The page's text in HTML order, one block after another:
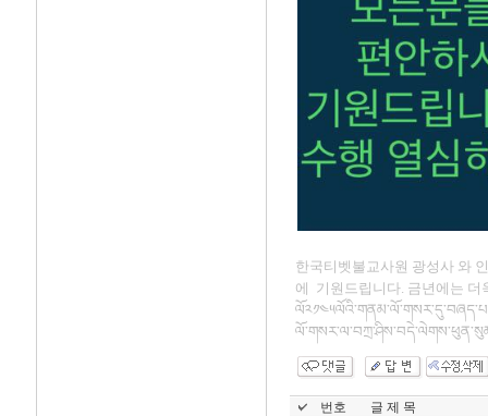
한국티벳불교사원 광성사 와
에 기원드립니다. 금년에는 더
번호 글 제 목